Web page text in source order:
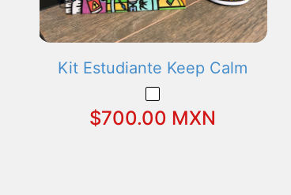
Kit Estudiante Keep Calm
$700.00 MXN